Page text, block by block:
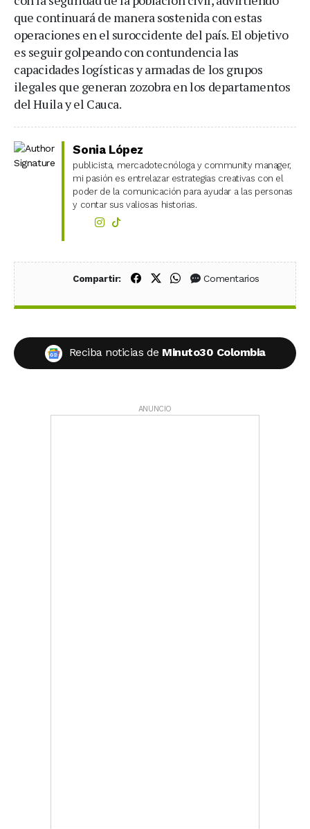
que continuará de manera sostenida con estas
operaciones en el suroccidente del país. El objetivo
es seguir golpeando con contundencia las
capacidades logísticas y armadas de los grupos
ilegales que generan zozobra en los departamentos
del Huila y el Cauca.
Sonia López
publicista, mercadotecnóloga y community manager,
mi pasión es entrelazar estrategias creativas con el
poder de la comunicación para ayudar a las personas
y contar sus valiosas historias.
Compartir: Compartir en Facebook
Compartir en X (Twitter)
Compartir en WhatsApp
Comentarios
Reciba noticias de Minuto30 Colombia
ANUNCIO